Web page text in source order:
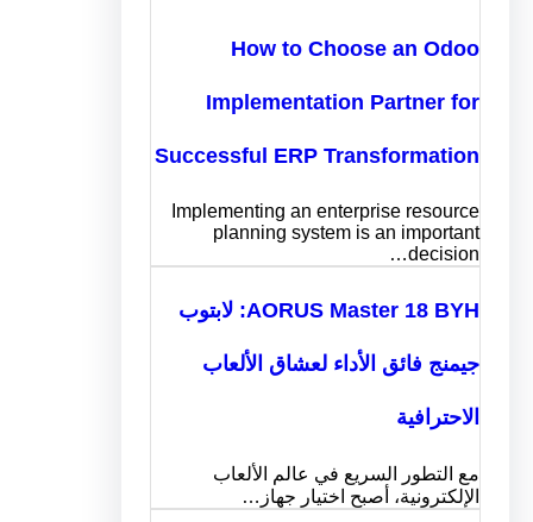
How to Choose an Odoo
Implementation Partner for
Successful ERP Transformation
Implementing an enterprise resource
planning system is an important
decision…
AORUS Master 18 BYH: لابتوب
جيمنج فائق الأداء لعشاق الألعاب
الاحترافية
مع التطور السريع في عالم الألعاب
الإلكترونية، أصبح اختيار جهاز…